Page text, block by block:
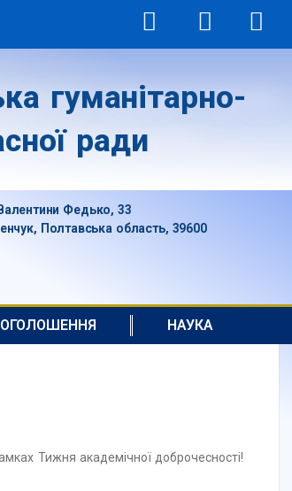
гуманітарно-
ради
Федько, 33
Полтавська область, 39600
ОГОЛОШЕННЯ НАУКА
Тижня академічної доброчесності!